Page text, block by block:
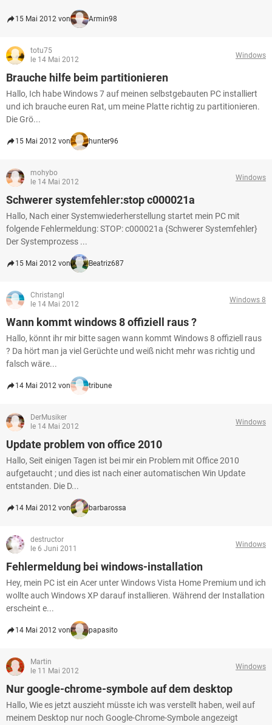
15 Mai 2012 von Armin98
totu75
le 14 Mai 2012
Windows
Brauche hilfe beim partitionieren
Hallo, Ich habe Windows 7 auf meinen selbstgebauten PC installiert
und ich brauche euren Rat, um meine Platte richtig zu partitionieren.
Die Grö...
15 Mai 2012 von hunter96
mohybo
le 14 Mai 2012
Windows
Schwerer systemfehler:stop c000021a
Hallo, Nach einer Systemwiederherstellung startet mein PC mit
folgende Fehlermeldung: STOP: c000021a {Schwerer Systemfehler}
Der Systemprozess ...
15 Mai 2012 von Beatriz687
Christangl
le 14 Mai 2012
Windows 8
Wann kommt windows 8 offiziell raus ?
Hallo, könnt ihr mir bitte sagen wann kommt Windows 8 offiziell raus
? Da hört man ja viel Gerüchte und weiß nicht mehr was richtig und
falsch wäre...
14 Mai 2012 von tribune
DerMusiker
le 14 Mai 2012
Windows
Update problem von office 2010
Hallo, Seit einigen Tagen ist bei mir ein Problem mit Office 2010
aufgetaucht ; und dies ist nach einer automatischen Win Update
entstanden. Die D...
14 Mai 2012 von barbarossa
destructor
le 6 Juni 2011
Windows
Fehlermeldung bei windows-installation
Hey, mein PC ist ein Acer unter Windows Vista Home Premium und ich
wollte auch Windows XP darauf installieren. Während der Installation
erscheint e...
14 Mai 2012 von papasito
Martin
le 11 Mai 2012
Windows
Nur google-chrome-symbole auf dem desktop
Hallo, Wie es jetzt auszieht müsste ich was verstellt haben, weil auf
meinem Desktop nur noch Google-Chrome-Symbole angezeigt